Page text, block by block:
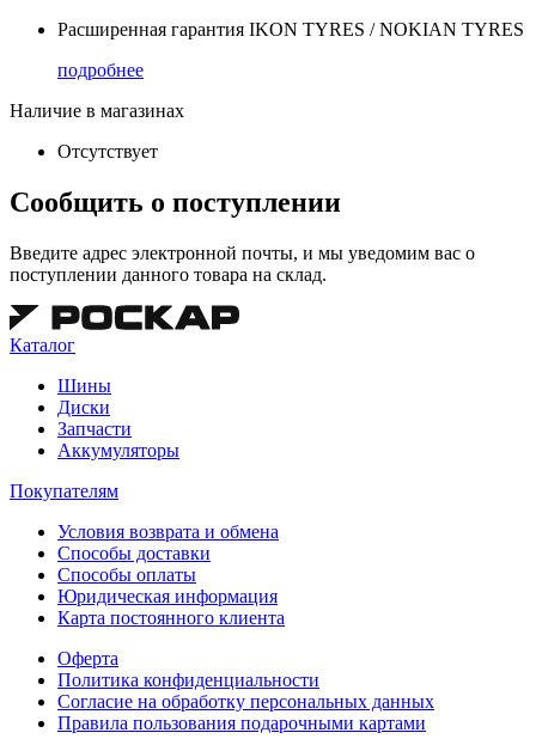
Расширенная гарантия IKON TYRES / NOKIAN TYRES
подробнее
Наличие в магазинах
Отсутствует
Сообщить о поступлении
Введите адрес электронной почты, и мы уведомим вас о
поступлении данного товара на склад.
Каталог
Шины
Диски
Запчасти
Аккумуляторы
Покупателям
Условия возврата и обмена
Способы доставки
Способы оплаты
Юридическая информация
Карта постоянного клиента
Оферта
Политика конфиденциальности
Согласие на обработку персональных данных
Правила пользования подарочными картами